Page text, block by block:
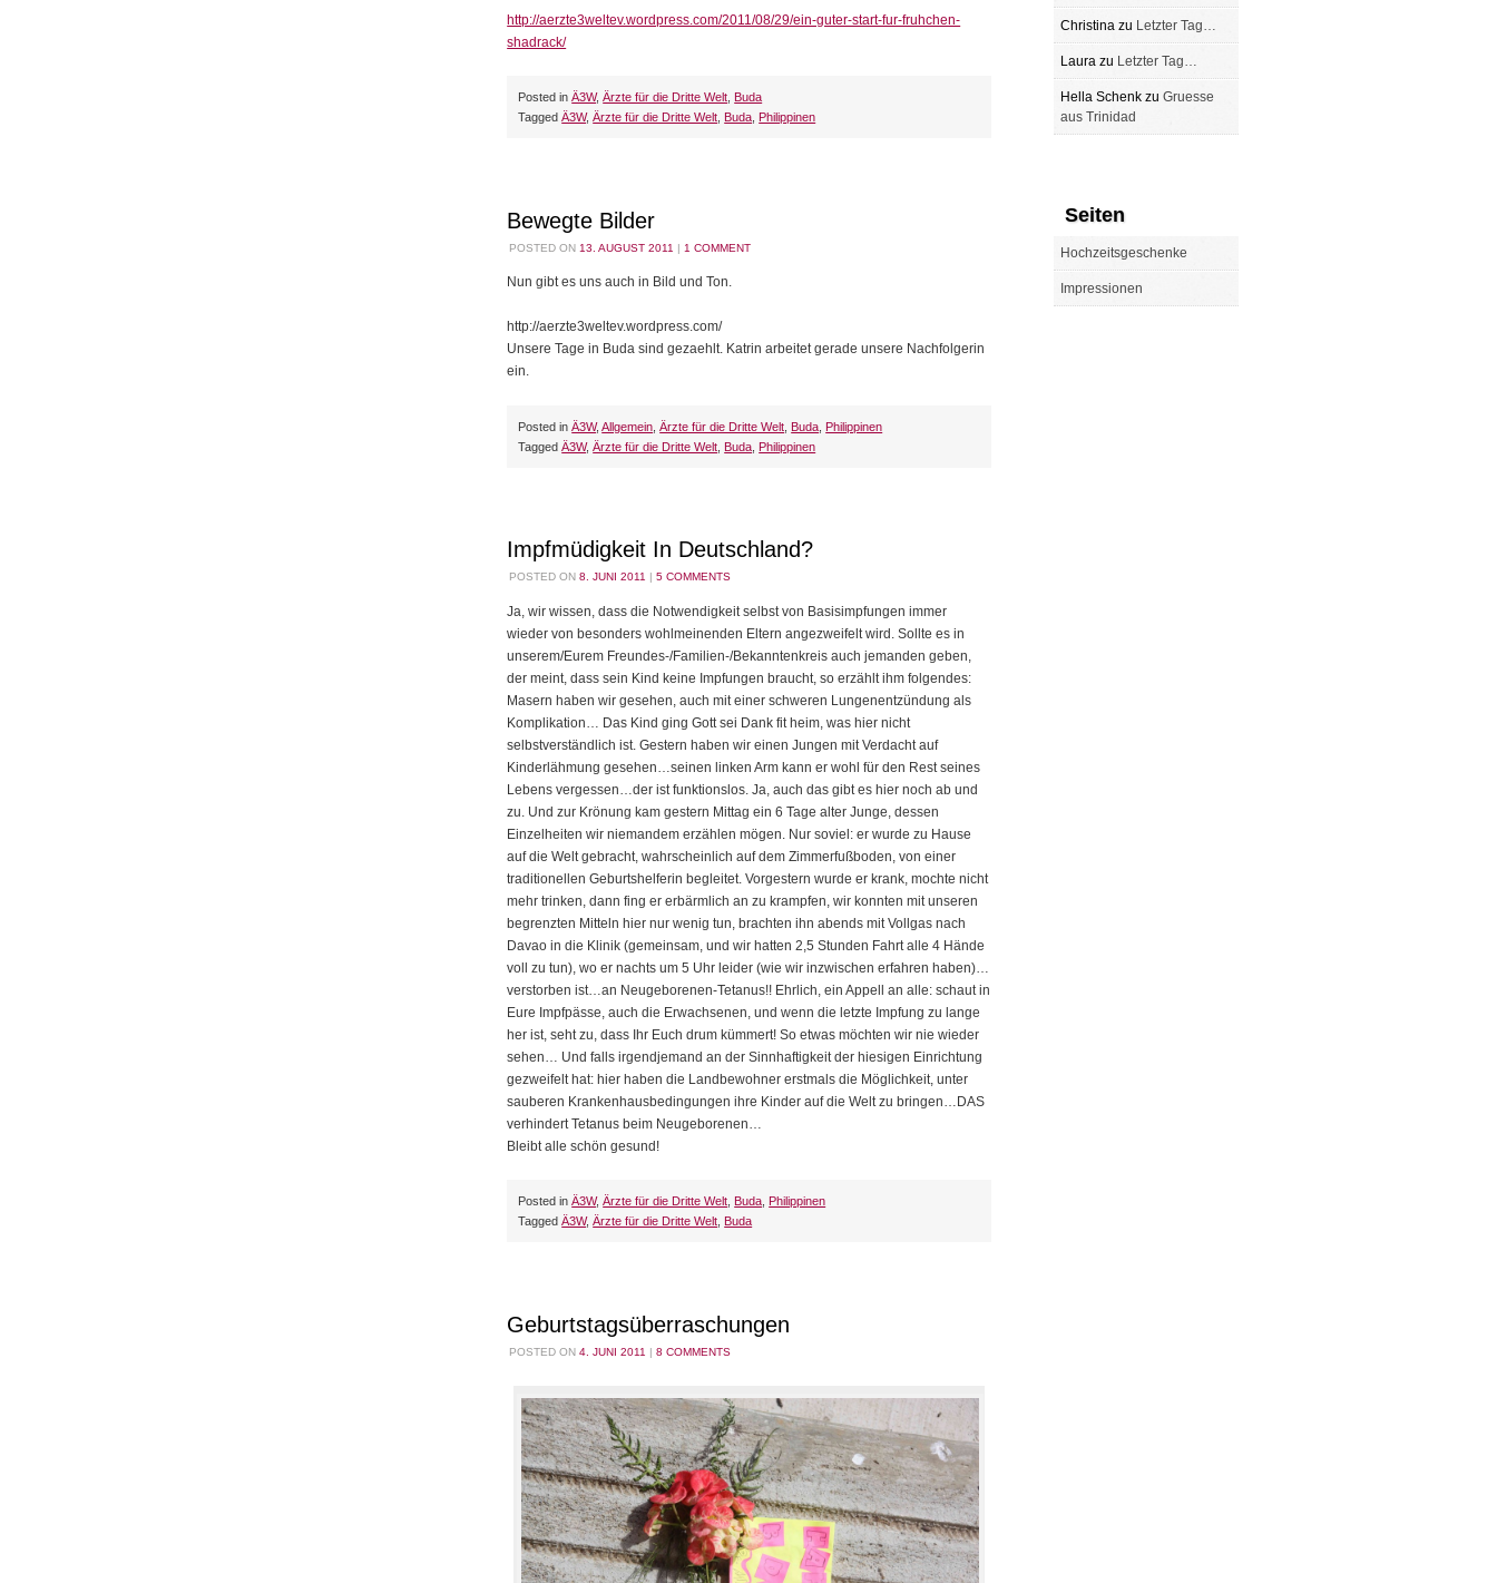
http://aerzte3weltev.wordpress.com/2011/08/29/ein-guter-start-fur-fruhchen-
shadrack/
Posted in Ä3W,Ärzte für die Dritte Welt ,Buda
Tagged Ä3W,Ärzte für die Dritte Welt ,Buda ,Philippinen
Bewegte Bilder
POSTED ON 13. AUGUST 2011 | 1 COMMENT
Nun gibt es uns auch in Bild und Ton.
http://aerzte3weltev.wordpress.com/
Unsere Tage in Buda sind gezaehlt. Katrin arbeitet gerade unsere Nachfolgerin
ein.
Posted in Ä3W,Allgemein ,Ärzte für die Dritte Welt ,Buda ,Philippinen
Tagged Ä3W,Ärzte für die Dritte Welt ,Buda ,Philippinen
Impfmüdigkeit In Deutschland?
POSTED ON 8. JUNI 2011 5 COMMENTS
Ja, wir wissen, dass die Notwendigkeit selbst von Basisimpfungen immer
wieder von besonders wohlmeinenden Eltern angezweifelt wird. Sollte es in
unserem/Eurem Freundes-/Familien-/Bekanntenkreis auch jemanden geben,
der meint, dass sein Kind keine Impfungen braucht, so erzählt ihm folgendes:
Masern haben wir gesehen, auch mit einer schweren Lungenentzündung als
Komplikation… Das Kind ging Gott sei Dank fit heim, was hier nicht
selbstverständlich ist. Gestern haben wir einen Jungen mit Verdacht auf
Kinderlähmung gesehen…seinen linken Arm kann er wohl für den Rest seines
Lebens vergessen…der ist funktionslos. Ja, auch das gibt es hier noch ab und
zu. Und zur Krönung kam gestern Mittag ein 6 Tage alter Junge, dessen
Einzelheiten wir niemandem erzählen mögen. Nur soviel: er wurde zu Hause
auf die Welt gebracht, wahrscheinlich auf dem Zimmerfußboden, von einer
traditionellen Geburtshelferin begleitet. Vorgestern wurde er krank, mochte nicht
mehr trinken, dann fing er erbärmlich an zu krampfen, wir konnten mit unseren
begrenzten Mitteln hier nur wenig tun, brachten ihn abends mit Vollgas nach
Davao in die Klinik (gemeinsam, und wir hatten 2,5 Stunden Fahrt alle 4 Hände
voll zu tun), wo er nachts um 5 Uhr leider (wie wir inzwischen erfahren haben)…
verstorben ist…an Neugeborenen-Tetanus!! Ehrlich, ein Appell an alle: schaut in
Eure Impfpässe, auch die Erwachsenen, und wenn die letzte Impfung zu lange
her ist, seht zu, dass Ihr Euch drum kümmert! So etwas möchten wir nie wieder
sehen… Und falls irgendjemand an der Sinnhaftigkeit der hiesigen Einrichtung
gezweifelt hat: hier haben die Landbewohner erstmals die Möglichkeit, unter
sauberen Krankenhausbedingungen ihre Kinder auf die Welt zu bringen…DAS
verhindert Tetanus beim Neugeborenen…
Bleibt alle schön gesund!
Posted in Ä3W,Ärzte für die Dritte Welt ,Buda ,Philippinen
Tagged Ä3W,Ärzte für die Dritte Welt ,Buda
Geburtstagsüberraschungen
POSTED ON 4. JUNI 2011 | 8 COMMENTS
Christina zu Letzter Tag…
Laura zu Letzter Tag…
Hella Schenkzu Gruesse
aus Trinidad
Seiten
Hochzeitsgeschenke
Impressionen